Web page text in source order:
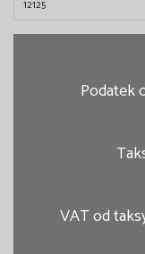
Podatek
VAT od